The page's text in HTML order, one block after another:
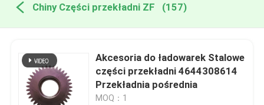
Chiny Części przekładni ZF (157)
Akcesoria do ładowarek Stalowe
części przekładni 4644308614
Przekładnia pośrednia
MOQ：1